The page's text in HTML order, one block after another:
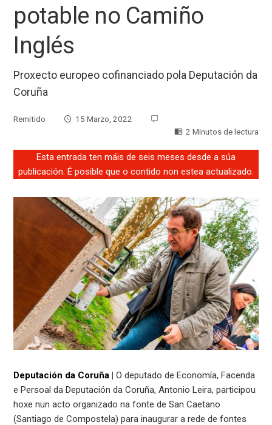
potable no Camiño
Inglés
Proxecto europeo cofinanciado pola Deputación da
Coruña
Remitido
15 Marzo, 2022
2 Minutos de lectura
Esta entrada ten máis de seis meses desde a súa
publicación. É posible que o contido non estea actualizado.
Deputación da Coruña | O deputado de Economía, Facenda
e Persoal da Deputación da Coruña, Antonio Leira, participou
hoxe nun acto organizado na fonte de San Caetano
(Santiago de Compostela) para inaugurar a rede de fontes